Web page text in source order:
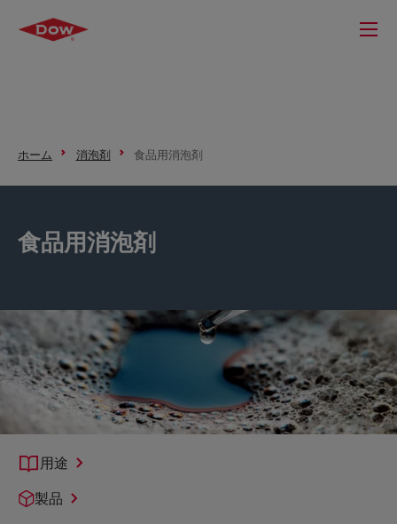
ホーム 消泡剤 食品用消泡剤
食品用消泡剤
用途
製品